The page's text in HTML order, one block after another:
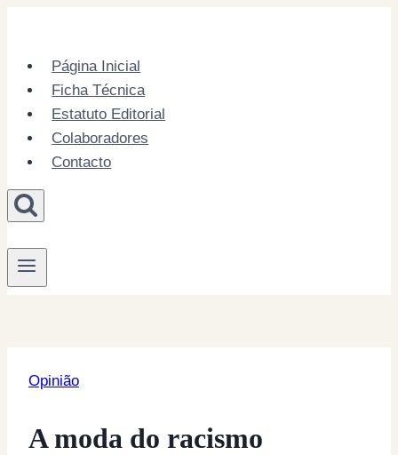
contentPágina Inicial
Ficha Técnica
Estatuto Editorial
Colaboradores
Contacto
Opinião
A moda do racismo